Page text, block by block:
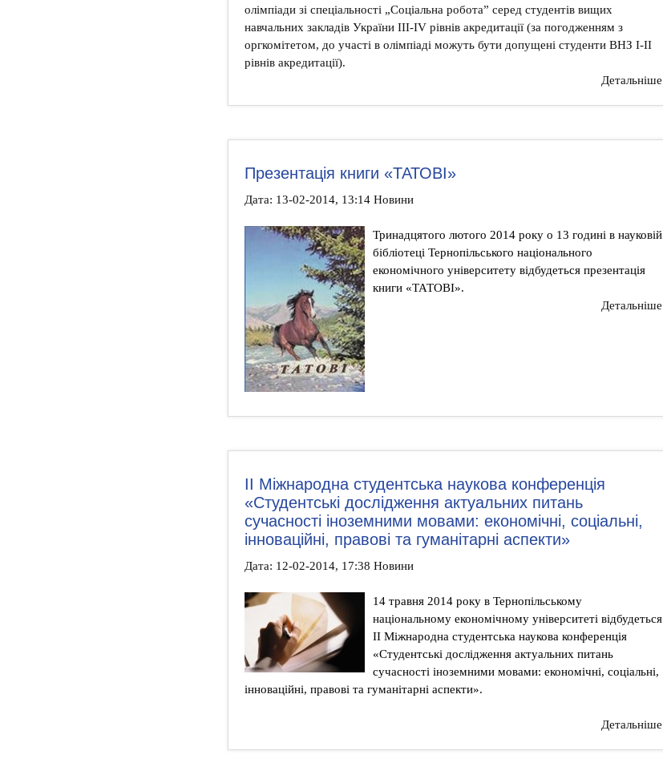
олімпіади зі спеціальності „Соціальна робота” серед студентів вищих
навчальних закладів України ІІІ-ІV рівнів акредитації (за погодженням з
оргкомітетом, до участі в олімпіаді можуть бути допущені студенти ВНЗ І-ІІ
рівнів акредитації).
Детальніше
Презентація книги «ТАТОВІ»
Дата: 13-02-2014, 13:14 Новини
Тринадцятого лютого 2014 року о 13 годині в науковій
бібліотеці Тернопільського національного
економічного університету відбудеться презентація
книги «ТАТОВІ».
Детальніше
II Міжнародна студентська наукова конференція
«Студентські дослідження актуальних питань
сучасності іноземними мовами: економічні, соціальні,
інноваційні, правові та гуманітарні аспекти»
Дата: 12-02-2014, 17:38 Новини
14 травня 2014 року в Тернопільському
національному економічному університеті відбудеться
II Міжнародна студентська наукова конференція
«Студентські дослідження актуальних питань
сучасності іноземними мовами: економічні, соціальні,
інноваційні, правові та гуманітарні аспекти».
Детальніше